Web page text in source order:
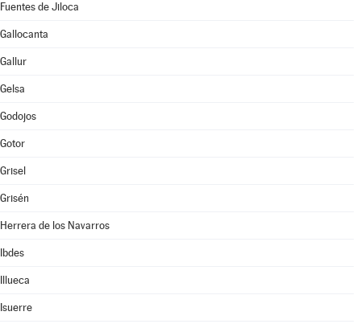
Fuentes de Jiloca
Gallocanta
Gallur
Gelsa
Godojos
Gotor
Grisel
Grisén
Herrera de los Navarros
Ibdes
Illueca
Isuerre